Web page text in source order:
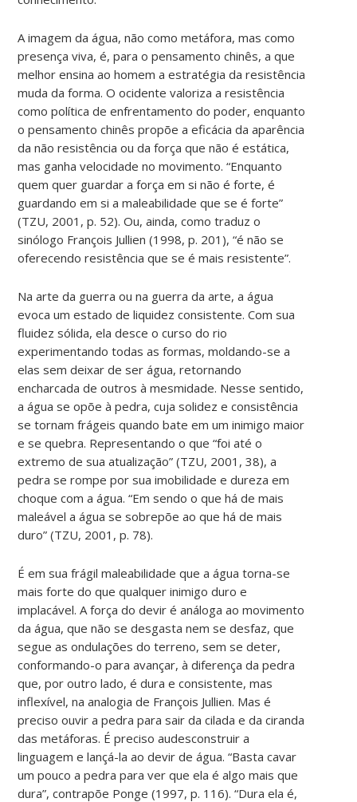
A imagem da água, não como metáfora, mas como
presença viva, é, para o pensamento chinês, a que
melhor ensina ao homem a estratégia da resistência
muda da forma. O ocidente valoriza a resistência
como política de enfrentamento do poder, enquanto
o pensamento chinês propõe a eficácia da aparência
da não resistência ou da força que não é estática,
mas ganha velocidade no movimento. “Enquanto
quem quer guardar a força em si não é forte, é
guardando em si a maleabilidade que se é forte”
(TZU, 2001, p. 52). Ou, ainda, como traduz o
sinólogo François Jullien (1998, p. 201), “é não se
oferecendo resistência que se é mais resistente”.
Na arte da guerra ou na guerra da arte, a água
evoca um estado de liquidez consistente. Com sua
fluidez sólida, ela desce o curso do rio
experimentando todas as formas, moldando-se a
elas sem deixar de ser água, retornando
encharcada de outros à mesmidade. Nesse sentido,
a água se opõe à pedra, cuja solidez e consistência
se tornam frágeis quando bate em um inimigo maior
e se quebra. Representando o que “foi até o
extremo de sua atualização” (TZU, 2001, 38), a
pedra se rompe por sua imobilidade e dureza em
choque com a água. “Em sendo o que há de mais
maleável a água se sobrepõe ao que há de mais
duro” (TZU, 2001, p. 78).
É em sua frágil maleabilidade que a água torna-se
mais forte do que qualquer inimigo duro e
implacável. A força do devir é análoga ao movimento
da água, que não se desgasta nem se desfaz, que
segue as ondulações do terreno, sem se deter,
conformando-o para avançar, à diferença da pedra
que, por outro lado, é dura e consistente, mas
inflexível, na analogia de François Jullien. Mas é
preciso ouvir a pedra para sair da cilada e da ciranda
das metáforas. É preciso audesconstruir a
linguagem e lançá-la ao devir de água. “Basta cavar
um pouco a pedra para ver que ela é algo mais que
dura”, contrapõe Ponge (1997, p. 116). “Dura ela é,